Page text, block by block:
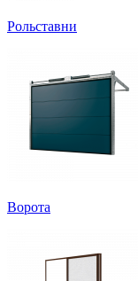
Рольставни
Ворота